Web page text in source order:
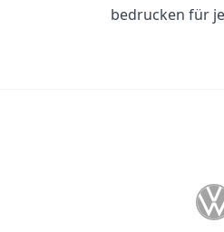
bedrucken für